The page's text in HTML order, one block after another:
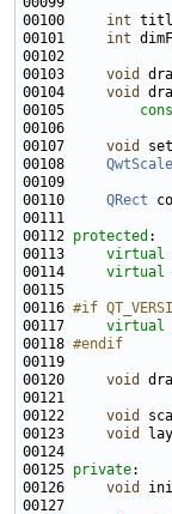
00100 int
00101 int
00103 void
00104 void
00105
00107 void
00108
00110 QRect
00112 protected
00113 virtual
00114 virtual
00116 #if
00117
virtual
00118 #endif
00119
00120 void
00122 void
00123 void
00125 private
00126 void